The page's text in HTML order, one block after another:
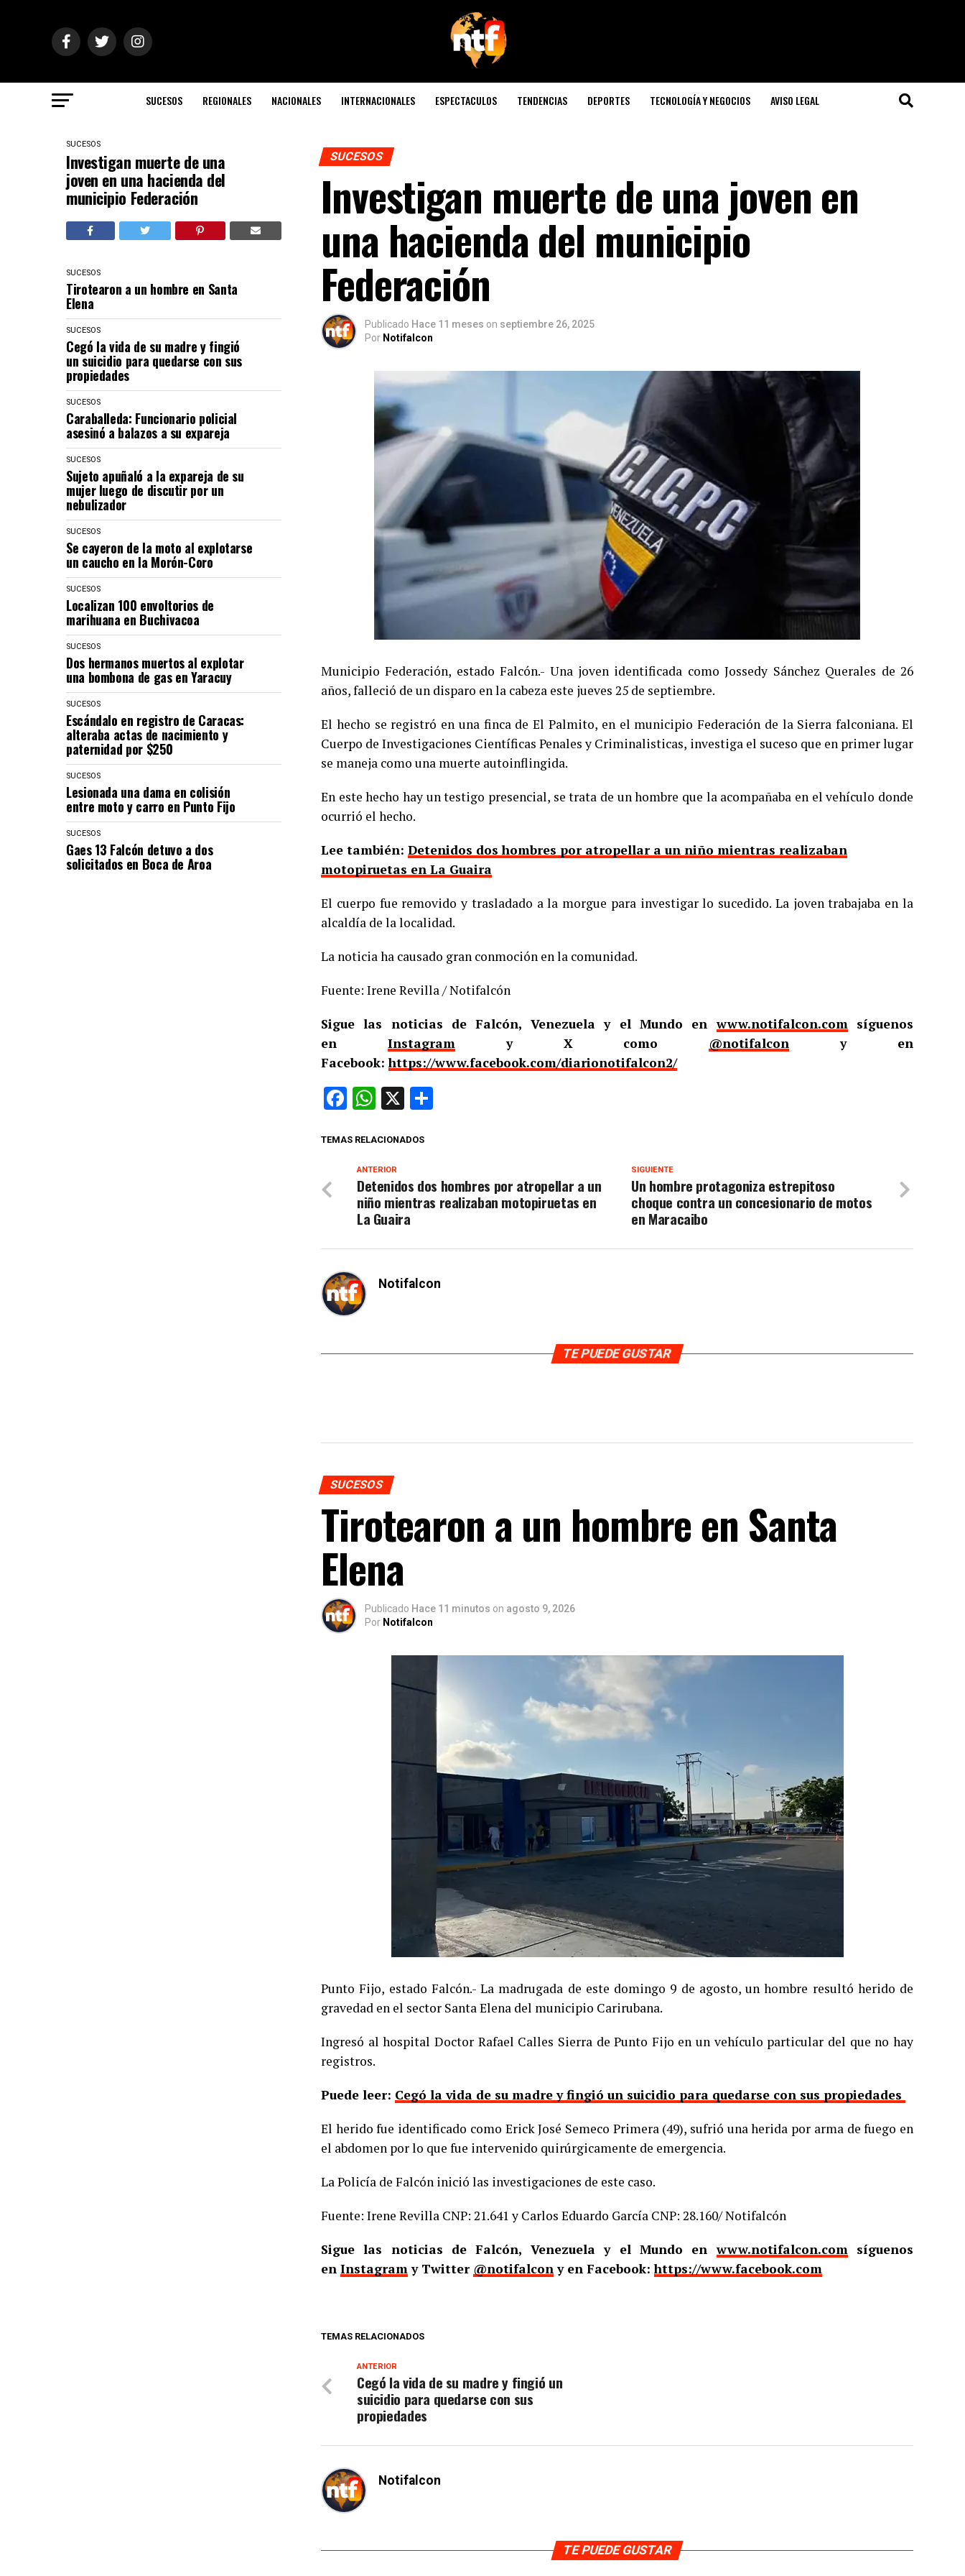
SUCESOS REGIONALES NACIONALES INTERNACIONALES ESPECTACULOS TENDENCIAS DEPORTES TECNOLOGÍA Y NEGOCIOS AVISO LEGAL
SUCESOS
Investigan muerte de una
joven en una hacienda del
municipio Federación
SUCESOS
Tirotearon a un hombre en Santa
Elena
SUCESOS
Cegó la vida de su madre y fingió
un suicidio para quedarse con sus
propiedades
SUCESOS
Caraballeda: Funcionario policial
asesinó a balazos a su expareja
SUCESOS
Sujeto apuñaló a la expareja de su
mujer luego de discutir por un
nebulizador
SUCESOS
Se cayeron de la moto al explotarse
un caucho en la Morón-Coro
SUCESOS
Localizan 100 envoltorios de
marihuana en Buchivacoa
SUCESOS
Dos hermanos muertos al explotar
una bombona de gas en Yaracuy
SUCESOS
Escándalo en registro de Caracas:
alteraba actas de nacimiento y
paternidad por $250
SUCESOS
Lesionada una dama en colisión
entre moto y carro en Punto Fijo
SUCESOS
Gaes 13 Falcón detuvo a dos
solicitados en Boca de Aroa
SUCESOS
Investigan muerte de una joven en
una hacienda del municipio
Federación
Publicado Hace 11 meses on septiembre 26, 2025
Por Notifalcon
Municipio Federación, estado Falcón.- Una joven identificada como Jossedy Sánchez Querales de 26
años, falleció de un disparo en la cabeza este jueves 25 de septiembre.
El hecho se registró en una finca de El Palmito, en el municipio Federación de la Sierra falconiana. El
Cuerpo de Investigaciones Científicas Penales y Criminalisticas, investiga el suceso que en primer lugar
se maneja como una muerte autoinflingida.
En este hecho hay un testigo presencial, se trata de un hombre que la acompañaba en el vehículo donde
ocurrió el hecho.
Lee también: Detenidos dos hombres por atropellar a un niño mientras realizaban
motopiruetas en La Guaira
El cuerpo fue removido y trasladado a la morgue para investigar lo sucedido. La joven trabajaba en la
alcaldía de la localidad.
La noticia ha causado gran conmoción en la comunidad.
Fuente: Irene Revilla / Notifalcón
Sigue las noticias de Falcón, Venezuela y el Mundo enwww.notifalcon.comsíguenos
en Instagramy X como @notifalcon y en
Facebook:https://www.facebook.com/diarionotifalcon2/
Facebook
WhatsApp
X
TEMAS RELACIONADOS
SIGUIENTE
Un hombre protagoniza estrepitoso
choque contra un concesionario de motos
en Maracaibo
ANTERIOR
Detenidos dos hombres por atropellar a un
niño mientras realizaban motopiruetas en
La Guaira
Notifalcon
TE PUEDE GUSTAR
SUCESOS
Tirotearon a un hombre en Santa
Elena
Publicado Hace 11 minutos on agosto 9, 2026
Por Notifalcon
Punto Fijo, estado Falcón.- La madrugada de este domingo 9 de agosto, un hombre resultó herido de
gravedad en el sector Santa Elena del municipio Carirubana.
Ingresó al hospital Doctor Rafael Calles Sierra de Punto Fijo en un vehículo particular del que no hay
registros.
Puede leer: Cegó la vida de su madre y fingió un suicidio para quedarse con sus propiedades
El herido fue identificado como Erick José Semeco Primera (49), sufrió una herida por arma de fuego en
el abdomen por lo que fue intervenido quirúrgicamente de emergencia.
La Policía de Falcón inició las investigaciones de este caso.
Fuente: Irene Revilla CNP: 21.641 y Carlos Eduardo García CNP: 28.160/ Notifalcón
Sigue las noticias de Falcón, Venezuela y el Mundo enwww.notifalcon.comsíguenos
en Instagramy Twitter @notifalcony en Facebook:https://www.facebook.com
TEMAS RELACIONADOS
ANTERIOR
Cegó la vida de su madre y fingió un
suicidio para quedarse con sus
propiedades
Notifalcon
TE PUEDE GUSTAR